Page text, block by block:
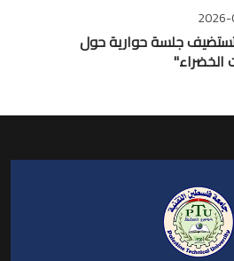
جلسة حوارية حول
الخضراء"